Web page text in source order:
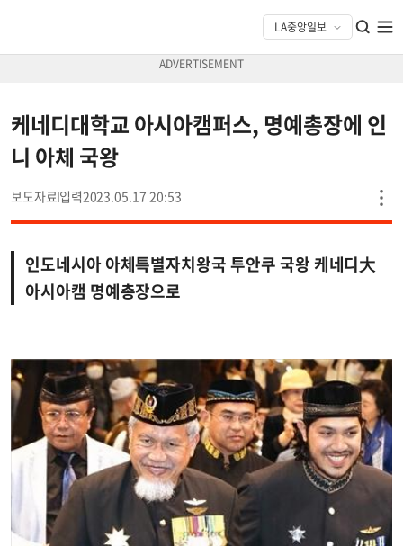
케네디대학교 아시아캠퍼스, 명예총장에 인
니 아체 국왕
보도자료 2023.05.17 20:53
인도네시아 아체특별자치왕국 투안쿠 국왕 케네디大
아시아캠 명예총장으로